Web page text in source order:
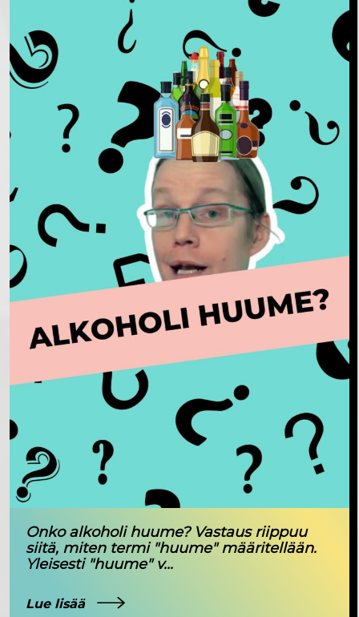
Onko alkoholi huume? Vastaus riippuu
siitä, miten termi "huume" määritellään.
Yleisesti "huume" v...
Lue lisää